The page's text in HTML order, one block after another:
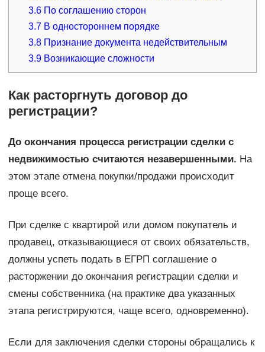
3.6 По соглашению сторон
3.7 В одностороннем порядке
3.8 Признание документа недействительным
3.9 Возникающие сложности
Как расторгнуть договор до
регистрации?
До окончания процесса регистрации сделки с
недвижимостью считаются незавершенными. На
этом этапе отмена покупки/продажи происходит
проще всего.
При сделке с квартирой или домом покупатель и
продавец, отказывающиеся от своих обязательств,
должны успеть подать в ЕГРП соглашение о
расторжении до окончания регистрации сделки и
смены собственника (на практике два указанных
этапа регистрируются, чаще всего, одновременно).
Если для заключения сделки стороны обращались к